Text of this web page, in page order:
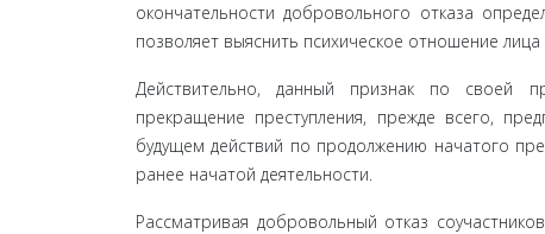
окончательности добровольного отказа
позволяет выяснить психическое отношение
Действительно, данный признак по своей
прекращение преступления, прежде всего,
будущем действий по продолжению начатого
ранее начатой деятельности.
Рассматривая добровольный отказ